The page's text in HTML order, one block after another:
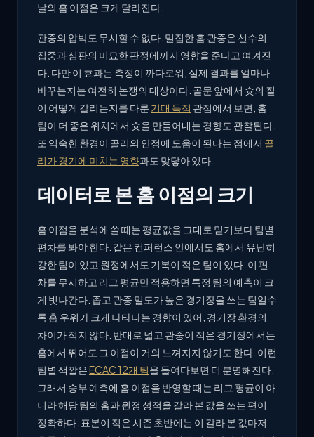
날의 홈 이점은 크게 달라진다.
관중의 압박도 무시할 수 없다. 밀집한 홈 관중은 선수의
집중과 심판의 미묘한 판정에까지 영향을 준다고 여겨진
다. 다만 이 효과는 측정이 까다로워, 실제 결과를 얼마나
바꾸는지는 여전히 논쟁의 대상이다. 골문 앞에서 슛의 질
이 어떻게 갈리는지를 다룬 기대 득점 관점에서 보면, 홈
팀이 더 좋은 위치에서 슛을 만들어내는 경향도 관찰된다.
또 익숙한 환경이 골리의 안정에 도움이 된다는 점에서 골
리가 경기에 미치는 영향과도 맞닿아 있다.
데이터로 본 홈 이점의 크기
홈 이점을 분석에 쓸 때는 평균값을 그대로 믿기보다 팀별
편차를 봐야 한다. 같은 컨퍼런스 안에서도 홈에서 유난히
강한 팀이 있고 원정에서도 기복이 적은 팀이 있다. 이 편
차를 무시하고 리그 평균만 적용하면 특정 팀의 예측이 크
게 빗나간다. 좁고 관중 밀도가 높은 경기장을 쓰는 팀일수
록 홈 우위가 크게 나타나는 경향이 있어, 경기장 환경의
차이가 적지 않다. 반대로 넓고 관중이 적은 경기장에서는
홈에서 뛰어도 그 이점이 거의 느껴지지 않기도 한다. 이런
팀별 색깔은ECAC 12개 팀을 들여다보면 더 분명해진다.
그래서 승부 예측에 홈 이점을 반영할 때는 리그 평균이 아
니라 해당 팀의 홈과 원정 성적을 갈라 본 값을 쓰는 편이
정확하다. 표본이 적은 시즌 초반에는 이 갈라 본 값마저